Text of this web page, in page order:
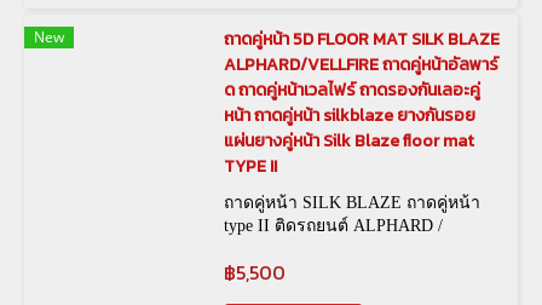
New
ถาดคู่หน้า 5D FLOOR MAT SILK BLAZE
ALPHARD/VELLFIRE ถาดคู่หน้าอัลพาร์
ด ถาดคู่หน้าเวลไฟร์ ถาดรองกันเลอะคู่
หน้า ถาดคู่หน้า silkblaze ยางกันรอย
แผ่นยางคู่หน้า Silk Blaze floor mat
TYPE II
ถาดคู่หน้า SILK BLAZE ถาดคู่หน้า
type II ติดรถยนต์ ALPHARD /
฿5,500